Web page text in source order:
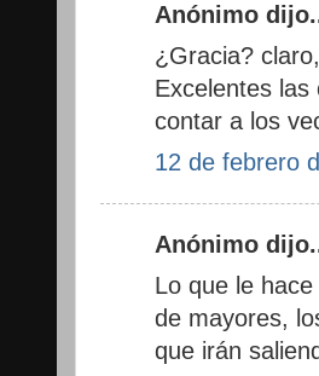
Anónimo
¿Gracia?
Excelentes
contar a los
12 de febrero
Anónimo
Lo que le
de mayores,
que irán